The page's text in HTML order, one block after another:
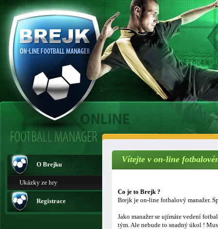
O Brejku
Ukázky ze hry
Registrace
Vítejte v on-line
Co je to Brejk ?
Brejk je on-line fotbalový manažer.
Jako manažer se ujímáte vedení
tým. Ale nebude to snadný úkol !